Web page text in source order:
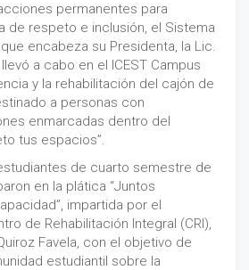
permanentes para
de respeto e inclusión, el Sistema
encabeza su Presidenta, la Lic.
a cabo en el ICEST Campus
y la rehabilitación del cajón de
a personas con
enmarcadas dentro del
tus espacios”.
de cuarto semestre de
en la plática “Juntos
impartida por el
de Rehabilitación Integral (CRI),
Favela, con el objetivo de
estudiantil sobre la